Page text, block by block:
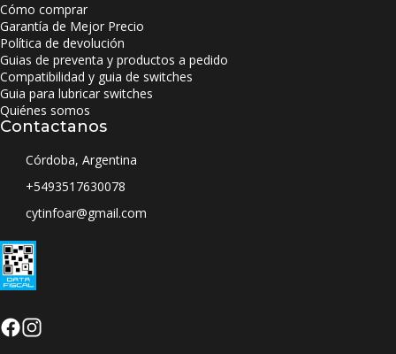
Cómo comprar
Garantía de Mejor Precio
Política de devolución
Guias de preventa y productos a pedido
Compatibilidad y guia de switches
Guia para lubricar switches
Quiénes somos
Contactanos
Córdoba, Argentina
+5493517630078
cytinfoar@gmail.com